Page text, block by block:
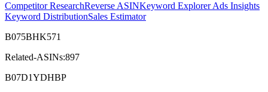
Competitor ResearchReverse ASINKeyword ExplorerAds Insights
Keyword DistributionSales Estimator
B075BHK571
Related-ASINs:897
B07D1YDHBP